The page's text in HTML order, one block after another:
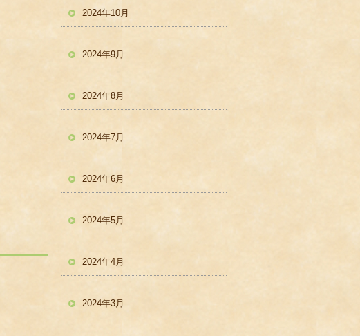
2024年10月
2024年9月
2024年8月
2024年7月
2024年6月
2024年5月
2024年4月
2024年3月